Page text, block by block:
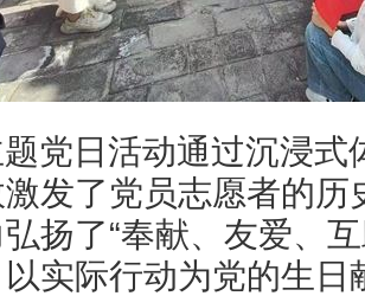
党日活动通过沉浸式
发了党员志愿者的历
扬了“奉献、友爱、
实际行动为党的生日